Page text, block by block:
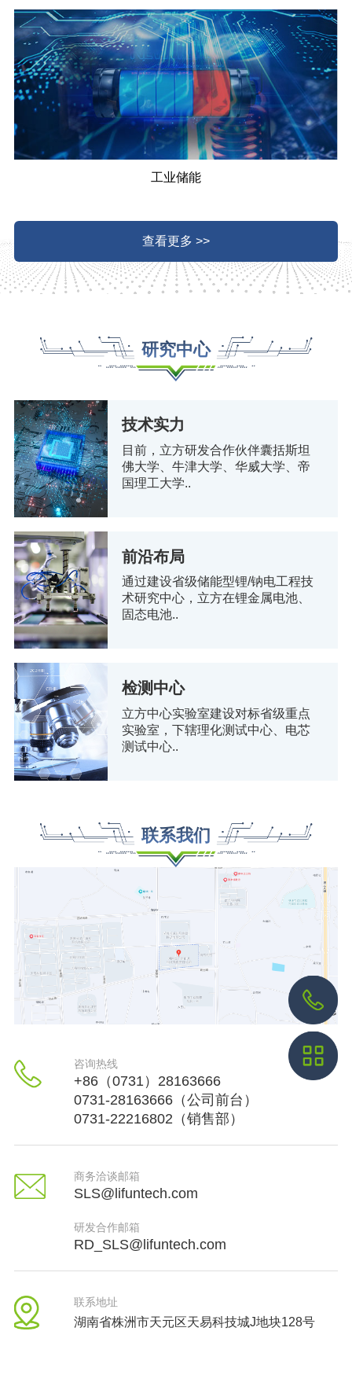
工业储能
查看更多 >>
研究中心
技术实力
目前，立方研发合作伙伴囊括斯坦
佛大学、牛津大学、华威大学、帝
国理工大学..
前沿布局
通过建设省级储能型锂/钠电工程技
术研究中心，立方在锂金属电池、
固态电池..
检测中心
立方中心实验室建设对标省级重点
实验室，下辖理化测试中心、电芯
测试中心..
联系我们
咨询热线
+86（0731）28163666
0731-28163666（公司前台）
0731-22216802（销售部）
商务洽谈邮箱
SLS@lifuntech.com
研发合作邮箱
RD_SLS@lifuntech.com
联系地址
湖南省株洲市天元区天易科技城J地块128号